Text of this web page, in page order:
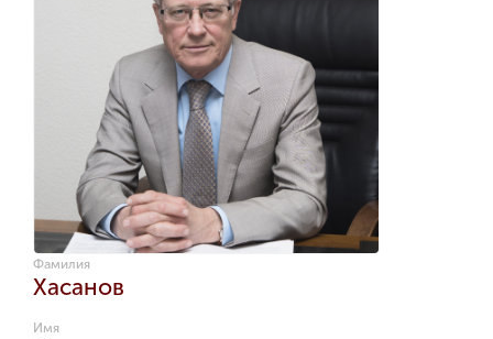
Фамилия
Хасанов
Имя